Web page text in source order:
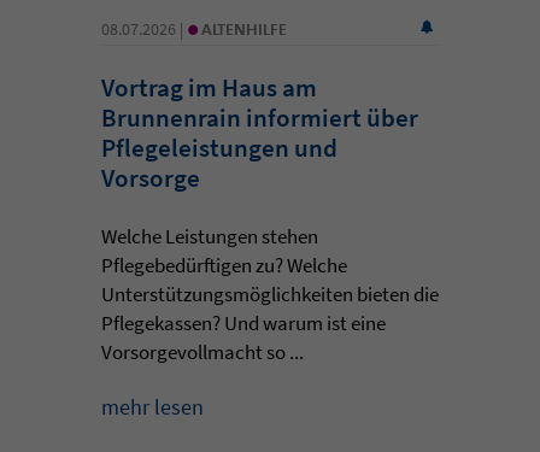
08.07.2026 | • ALTENHILFE
Vortrag im Haus am
Brunnenrain informiert über
Pflegeleistungen und
Vorsorge
Welche Leistungen stehen
Pflegebedürftigen zu? Welche
Unterstützungsmöglichkeiten bieten die
Pflegekassen? Und warum ist eine
Vorsorgevollmacht so ...
mehr lesen